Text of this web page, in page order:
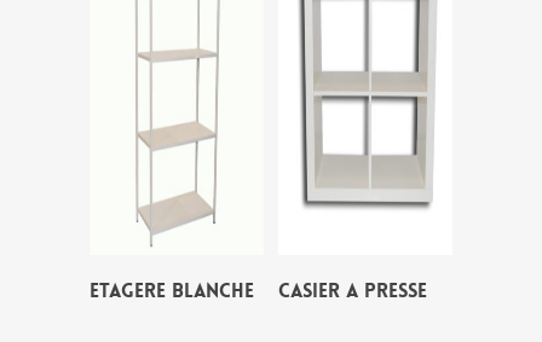
ETAGERE BLANCHE CASIER A PRESSE